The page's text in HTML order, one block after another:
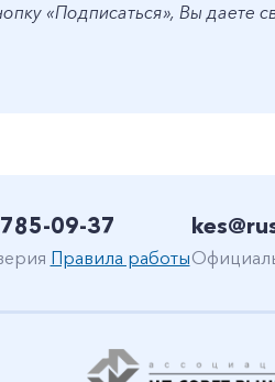
«Подписаться», Вы даете
09-37
Правила работы